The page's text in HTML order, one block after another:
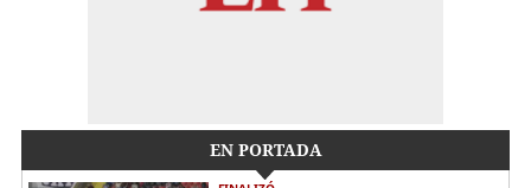
EN PORTADA